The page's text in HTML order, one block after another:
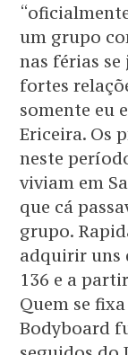
um grupo
nas férias
fortes
somente eu
Ericeira. Os
neste
viviam em
que cá
grupo.
adquirir uns
136 e a
Quem se
Bodyboard